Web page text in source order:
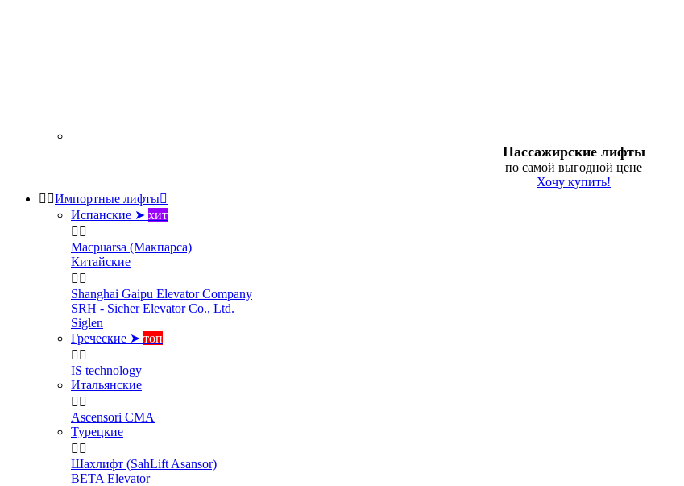
Пассажирские лифты
по самой выгодной цене
Хочу купить!
 Импортные лифты
Испанские ➤ хит
 
Macpuarsa (Макпарса)
Китайские
 
Shanghai Gaipu Elevator Company
SRH - Sicher Elevator Co., Ltd.
Siglen
Греческие ➤ топ
 
IS technology
Итальянские
 
Ascensori CMA
Турецкие
 
Шахлифт (SahLift Asansor)
BETA Elevator